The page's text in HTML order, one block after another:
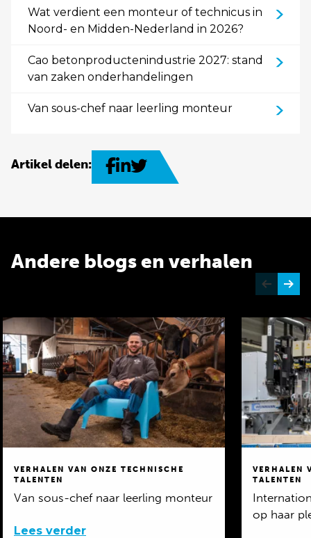
Wat verdient een monteur of technicus in
Noord- en Midden-Nederland in 2026?
Cao betonproductenindustrie 2027: stand
van zaken onderhandelingen
Van sous-chef naar leerling monteur
Artikel delen:
Andere blogs en verhalen
VERHALEN VAN ONZE TECHNISCHE
TALENTEN
Van sous-chef naar leerling monteur
Lees verder
VERHALEN
TALENTEN
op haar